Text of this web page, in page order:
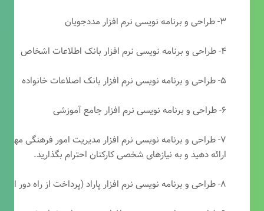
۳- طراحی و برنامه نویسی نرم افزار مددجویان
۴- طراحی و برنامه نویسی نرم افزار بانک اطلاعات اشخاص
۵- طراحی و برنامه نویسی نرم افزار بانک اصلاعات خانواده
۶- طراحی و برنامه نویسی نرم افزار جامع آموزشی
۷- طراحی و برنامه نویسی نرم افزار مدیریت امور فرهنگی
ارائه دهید و به نیازهای شخصی کارکنان احترام بگذارید.
۸- طراحی و برنامه نویسی نرم افزار پاراد (پرداخت از راه دور انجمن مددکاری امام زمان(عج))